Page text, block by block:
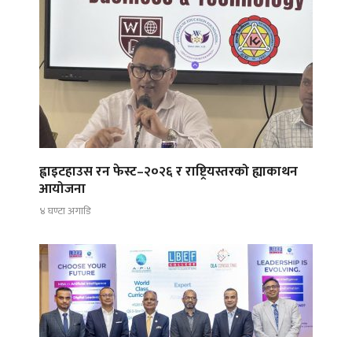
ह्वाइटहाउस रन फेस्ट–२०२६ र राष्ट्रियस्तरको ह्याकाथन
आयोजना
४ घण्टा अगाडि